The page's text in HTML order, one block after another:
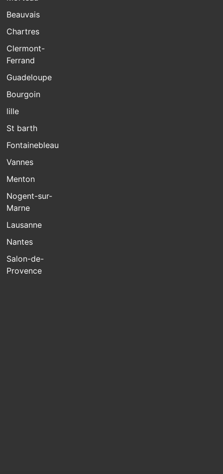
Beauvais
Chartres
Clermont-
Ferrand
Guadeloupe
Bourgoin
lille
St barth
Fontainebleau
Vannes
Menton
Nogent-sur-
Marne
Lausanne
Nantes
Salon-de-
Provence